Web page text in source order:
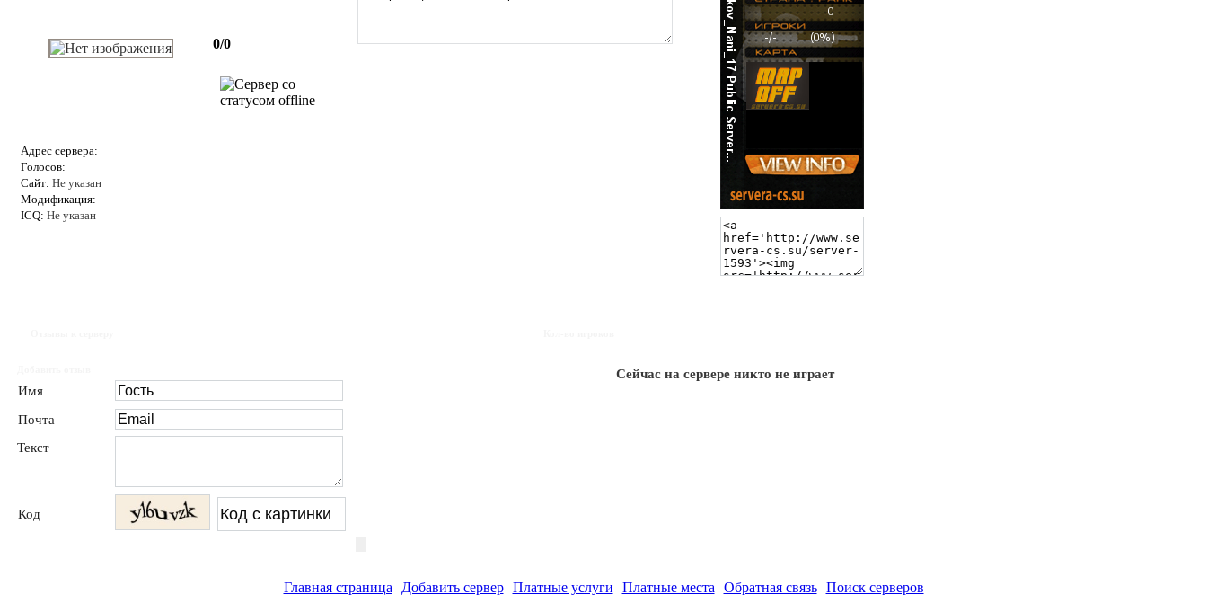
0/0
Адрес сервера:
Голосов:
Сайт: Не указан
Модификация:
ICQ: Не указан
Имя
Почта
Текст
Код
Сейчас на сервере никто не играет
Главная страница Добавить сервер Платные услуги Платные места Обратная связь Поиск серверов